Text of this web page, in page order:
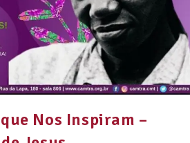
Nos Inspiram –